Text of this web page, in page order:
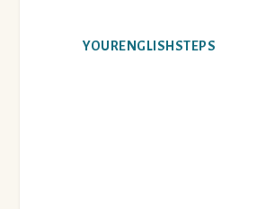
YOURENGLISHSTEPS